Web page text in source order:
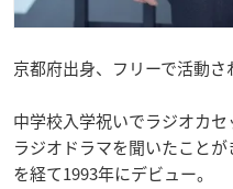
京都府出身、フリーで活動さ
中学校入学祝いでラジオカ
ラジオドラマを聞いたこと
を経て1993年にデビュー。